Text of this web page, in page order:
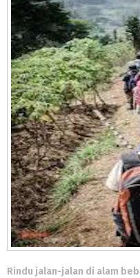
Rindu jalan-jalan di alam